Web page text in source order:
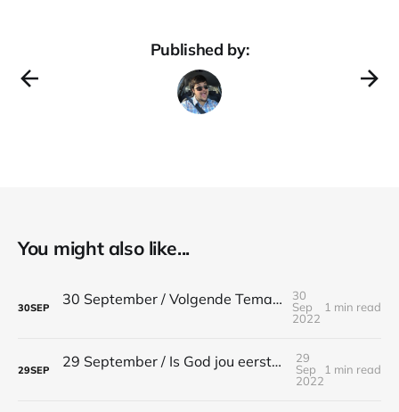
Published by:
You might also like...
30SEP 30 September / Volgende Tema / Efesiërs 5:1-2
30
Sep
2022
1 min read
29SEP 29 September / Is God jou eerste liefde? / Openbaring 2:4
29
Sep
2022
1 min read